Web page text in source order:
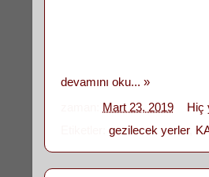
devamını oku... »
Mart 23, 2019
Hiç
gezilecek yerler,